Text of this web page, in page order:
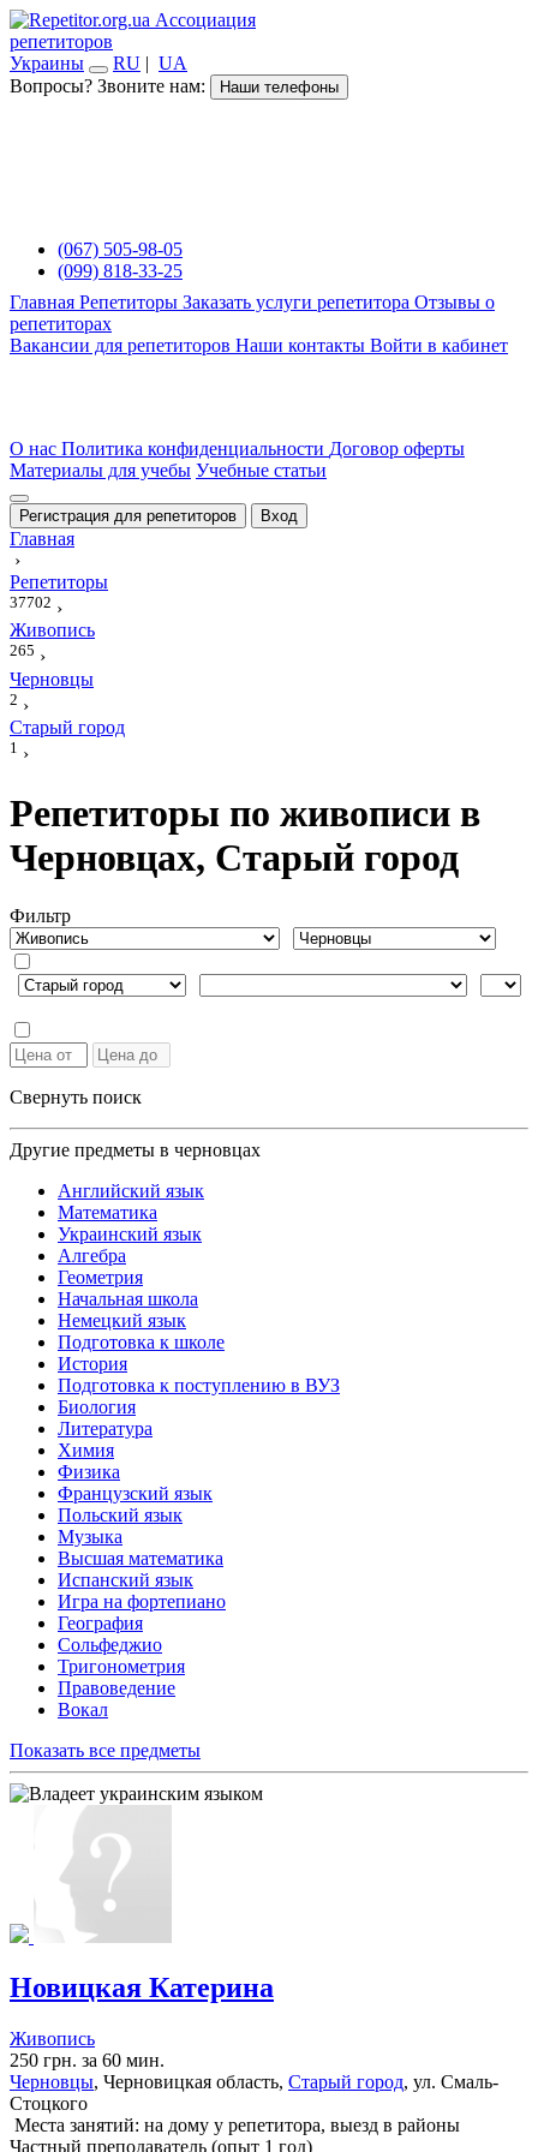
Ассоциация
репетиторов
Украины
RU | UA
Вопросы? Звоните нам:
Наши телефоны
(067) 505-98-05
(099) 818-33-25
Главная Репетиторы Заказать услуги репетитора Отзывы о
репетиторах
Вакансии для репетиторов Наши контакты Войти в кабинет
О нас Политика конфиденциальности Договор оферты
Материалы для учебы Учебные статьи
Регистрация для репетиторов Вход
Главная
›
Репетиторы
37702 ›
Живопись
265 ›
Черновцы
2 ›
Старый город
1 ›
Репетиторы по живописи в
Черновцах, Старый город
Фильтр
Свернуть поиск
Другие предметы в черновцах
Английский язык
Математика
Украинский язык
Алгебра
Геометрия
Начальная школа
Немецкий язык
Подготовка к школе
История
Подготовка к поступлению в ВУЗ
Биология
Литература
Химия
Физика
Французский язык
Польский язык
Музыка
Высшая математика
Испанский язык
Игра на фортепиано
География
Сольфеджио
Тригонометрия
Правоведение
Вокал
Показать все предметы
Новицкая Катерина
Живопись
250 грн. за 60 мин.
Черновцы, Черновицкая область, Старый город, ул. Смаль-
Стоцкого
Места занятий: на дому у репетитора, выезд в районы
Частный преподаватель (опыт 1 год)